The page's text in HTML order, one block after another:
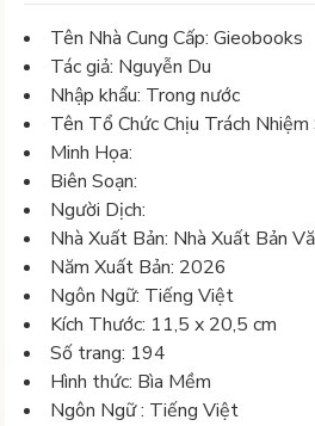
Tên Nhà Cung Cấp: Gieobooks
Tác giả: Nguyễn Du
Nhập khẩu: Trong nước
Tên Tổ Chức Chịu Trách
Minh Họa:
Biên Soạn:
Người Dịch:
Nhà Xuất Bản: Nhà Xuất Bản
Năm Xuất Bản: 2026
Ngôn Ngữ: Tiếng Việt
Kích Thước: 11,5 x 20,5 cm
Số trang: 194
Hình thức: Bìa Mềm
Ngôn Ngữ : Tiếng Việt